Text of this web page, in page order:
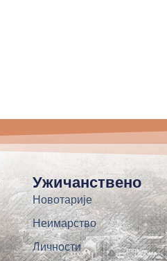
Ужичанствено
Новотарије
Неимарство
Личности